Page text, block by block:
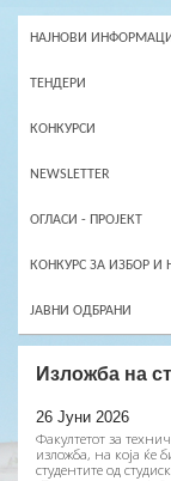
НАЈНОВИ
ТЕНДЕРИ
КОНКУРСИ
NEWSLETTER
ОГЛАСИ - ПРОЈЕКТ
КОНКУРС ЗА ИЗБОР И
ЈАВНИ ОДБРАНИ
Изложба на
26 Јуни 2026
Факултетот за
изложба, на која ќе
студентите од